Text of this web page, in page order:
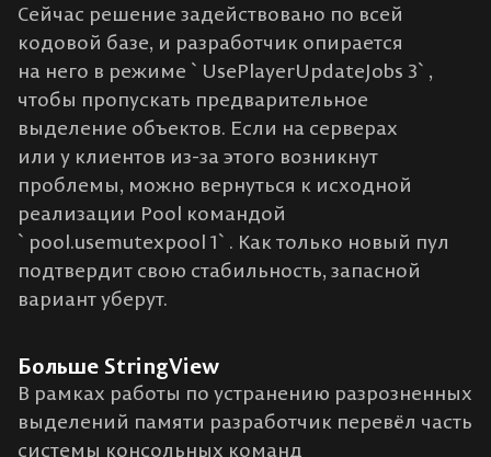
Сейчас решение задействовано по всей
кодовой базе, и разработчик опирается
на него в режиме `UsePlayerUpdateJobs 3`,
чтобы пропускать предварительное
выделение объектов. Если на серверах
или у клиентов из-за этого возникнут
проблемы, можно вернуться к исходной
реализации Pool командой
`pool.usemutexpool 1`. Как только новый пул
подтвердит свою стабильность, запасной
вариант уберут.
Больше StringView
В рамках работы по устранению разрозненных
выделений памяти разработчик перевёл часть
системы консольных команд